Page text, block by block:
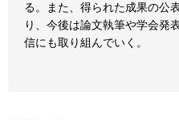
る。また、得られた成果の公
り、今後は論文執筆や学会発
信にも取り組んでいく。